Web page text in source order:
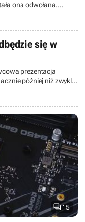
ona odwołana.
TGS był planowany
się w
prezentacja
później niż zwykle.
wynikającymi z
15